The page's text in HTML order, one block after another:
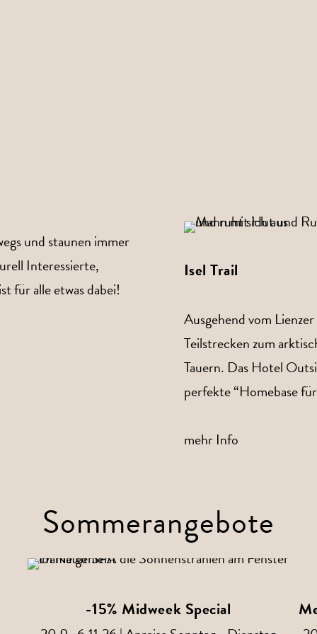
und staunen immer
Interessierte,
für alle etwas dabei!
Isel Trail
Ausgehend vom
Teilstrecken zum
Tauern. Das Hotel
perfekte “Homebase
mehr Info
Sommerangebote
-15% Midweek Special